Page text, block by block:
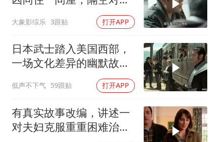
酒店花洒现排泄物住客索赔遭拒
乐享全民健身 共筑健康中国
大象影综乐 3跟贴 打开APP
日本武士踏入美国西部，
一场文化差异的幽默故事
低声不下气 59跟贴 打开APP
有真实故事改编，讲述一
对夫妇克服重重困难治疗